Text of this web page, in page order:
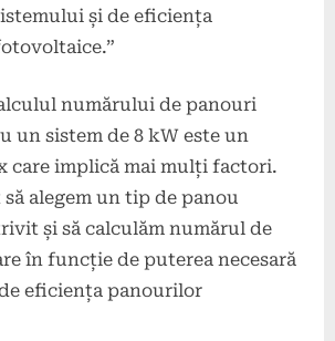
și de eficiența
numărului de panouri
un sistem de 8 kW este un
care implică mai mulți factori.
alegem un tip de panou
și să calculăm numărul de
în funcție de puterea necesară
eficiența panourilor